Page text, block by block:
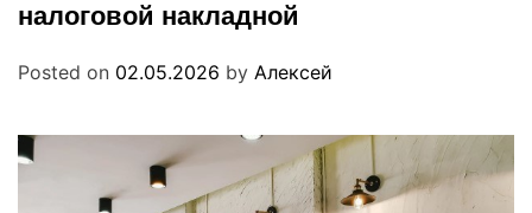
налоговой накладной
Posted on 02.05.2026 by Алексей